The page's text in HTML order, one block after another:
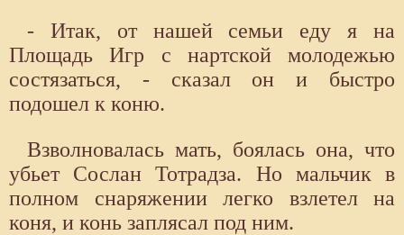
- Итак, от нашей семьи еду я на
Площадь Игр с нартской молодежью
состязаться, - сказал он и быстро
подошел к коню.
Взволновалась мать, боялась она, что
убьет Сослан Тотрадза. Но мальчик в
полном снаряжении легко взлетел на
коня, и конь заплясал под ним.